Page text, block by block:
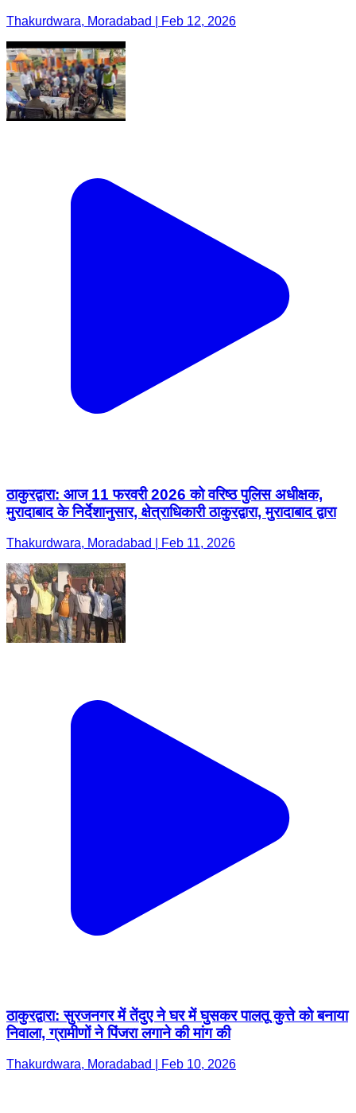
Thakurdwara, Moradabad | Feb 12, 2026
ठाकुरद्वारा: आज 11 फरवरी 2026 को वरिष्ठ पुलिस अधीक्षक,
मुरादाबाद के निर्देशानुसार, क्षेत्राधिकारी ठाकुरद्वारा, मुरादाबाद द्वारा
Thakurdwara, Moradabad | Feb 11, 2026
ठाकुरद्वारा: सुरजनगर में तेंदुए ने घर में घुसकर पालतू कुत्ते को बनाया
निवाला, ग्रामीणों ने पिंजरा लगाने की मांग की
Thakurdwara, Moradabad | Feb 10, 2026